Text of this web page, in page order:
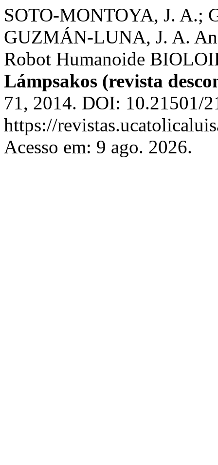
SOTO-MONTOYA, J. A.;
GUZMÁN-LUNA, J. A.
Robot Humanoide
Lámpsakos (revista
71, 2014. DOI: 10.21501/
https://
Acesso em: 9 ago. 2026.